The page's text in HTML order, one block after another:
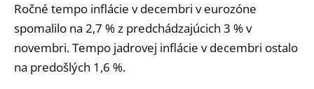
Ročné tempo inflácie v decembri v eurozóne
spomalilo na 2,7 % z predchádzajúcich 3 % v
novembri. Tempo jadrovej inflácie v decembri ostalo
na predošlých 1,6 %.